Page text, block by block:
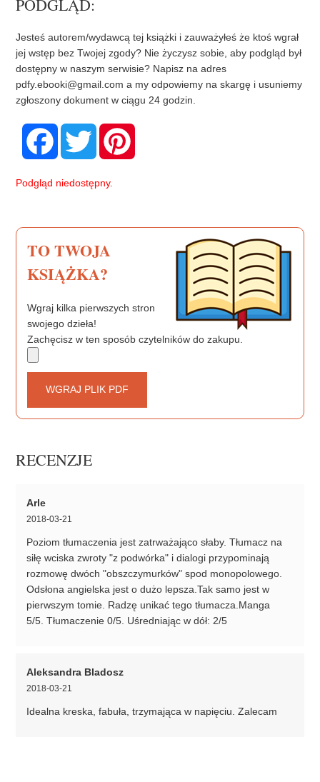
PODGLĄD:
Jesteś autorem/wydawcą tej książki i zauważyłeś że ktoś wgrał
jej wstęp bez Twojej zgody? Nie życzysz sobie, aby podgląd był
dostępny w naszym serwisie? Napisz na adres
pdfy.ebooki@gmail.com a my odpowiemy na skargę i usuniemy
zgłoszony dokument w ciągu 24 godzin.
F
o
T
w
e
Podgląd niedostępny.
TO TWOJA
KSIĄŻKA?
Wgraj kilka pierwszych stron
swojego dzieła!
Zachęcisz w ten sposób czytelników do zakupu.
WGRAJ PLIK PDF
RECENZJE
Arle
2018-03-21
Poziom tłumaczenia jest zatrważająco słaby. Tłumacz na
siłę wciska zwroty "z podwórka" i dialogi przypominają
rozmowę dwóch "obszczymurków" spod monopolowego.
Odsłona angielska jest o dużo lepsza.Tak samo jest w
pierwszym tomie. Radzę unikać tego tłumacza.Manga
5/5. Tłumaczenie 0/5. Uśredniając w dół: 2/5
Aleksandra Bladosz
2018-03-21
Idealna kreska, fabuła, trzymająca w napięciu. Zalecam